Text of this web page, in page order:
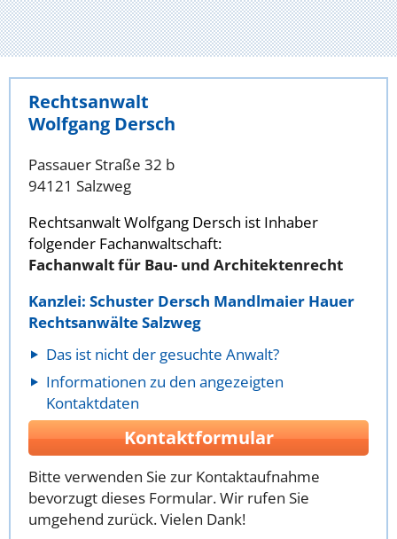
Rechtsanwalt
Wolfgang Dersch
Passauer Straße 32 b
94121 Salzweg
Rechtsanwalt Wolfgang Dersch ist Inhaber
folgender Fachanwaltschaft:
Fachanwalt für Bau- und Architektenrecht
Kanzlei: Schuster Dersch Mandlmaier Hauer
Rechtsanwälte Salzweg
Das ist nicht der gesuchte Anwalt?
Informationen zu den angezeigten
Kontaktdaten
Kontaktformular
Bitte verwenden Sie zur Kontaktaufnahme
bevorzugt dieses Formular. Wir rufen Sie
umgehend zurück. Vielen Dank!